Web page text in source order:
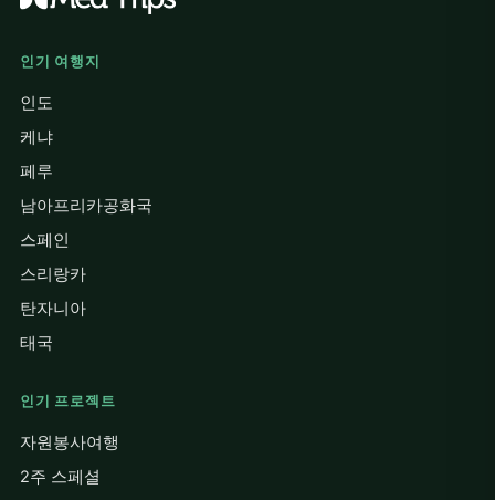
인기 여행지
인도
케냐
페루
남아프리카공화국
스페인
스리랑카
탄자니아
태국
인기 프로젝트
자원봉사여행
2주 스페셜